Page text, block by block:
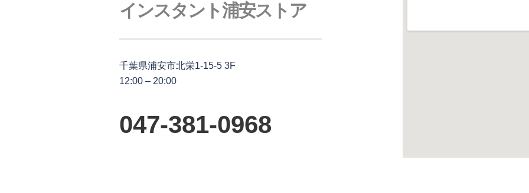
インスタント浦安ストア
千葉県浦安市北栄1-15-5 3F
12:00 – 20:00
047-381-0968